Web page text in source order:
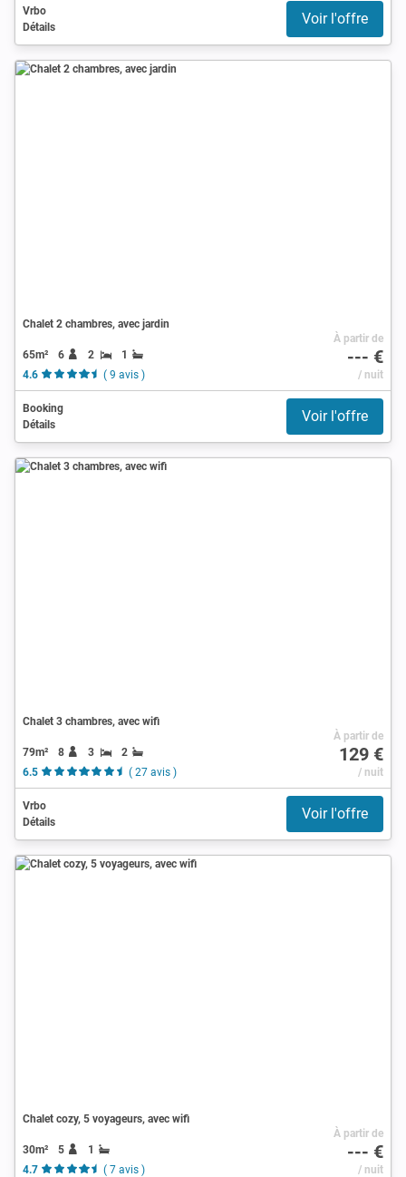
Vrbo
Détails
Voir l'offre
Chalet 2 chambres, avec jardin
65m² 6 2
1
4.6
( 9 avis )
À partir de
--- €
/ nuit
Booking
Détails
Voir l'offre
Chalet 3 chambres, avec wifi
79m² 8 3
2
6.5
( 27 avis )
À partir de
129 €
/ nuit
Vrbo
Détails
Voir l'offre
Chalet cozy, 5 voyageurs, avec wifi
30m² 5
1
4.7
( 7 avis )
À partir de
--- €
/ nuit